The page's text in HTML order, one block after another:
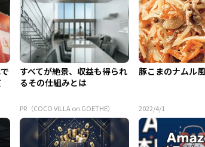
すべてが絶景、収益も得られ
るその仕組みとは
PR（COCO VILLA on GOETHE）
豚こまのナムル風
2022/4/1